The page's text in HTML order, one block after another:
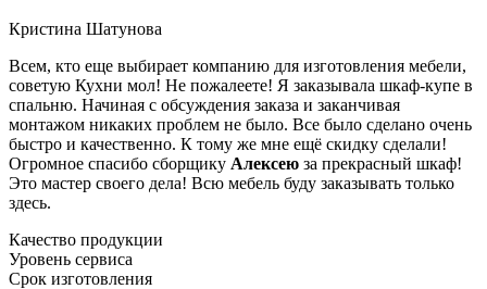
Кристина Шатунова
Всем, кто еще выбирает компанию для изготовления мебели,
советую Кухни мол! Не пожалеете! Я заказывала шкаф-купе в
спальню. Начиная с обсуждения заказа и заканчивая
монтажом никаких проблем не было. Все было сделано очень
быстро и качественно. К тому же мне ещё скидку сделали!
Огромное спасибо сборщику Алексею за прекрасный шкаф!
Это мастер своего дела! Всю мебель буду заказывать только
здесь.
Качество продукции
Уровень сервиса
Срок изготовления